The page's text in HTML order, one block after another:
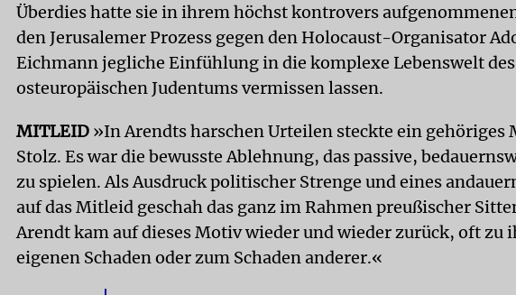
Überdies hatte sie in ihrem höchst kontrovers
den Jerusalemer Prozess gegen den Holocaust-Organisator
Eichmann jegliche Einfühlung in die komplexe Lebenswelt des
osteuropäischen Judentums vermissen lassen.
MITLEID »In Arendts harschen Urteilen steckte ein gehöriges
Stolz. Es war die bewusste Ablehnung, das passive,
zu spielen. Als Ausdruck politischer Strenge und eines
auf das Mitleid geschah das ganz im Rahmen preußischer
Arendt kam auf dieses Motiv wieder und wieder zurück, oft zu
eigenen Schaden oder zum Schaden anderer.«